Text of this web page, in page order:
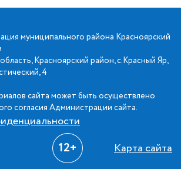
муниципального района Красноярский
Красноярский район, с.Красный Яр,
4
сайта может быть осуществлено
согласия Администрации сайта.
12+ Карта сайта